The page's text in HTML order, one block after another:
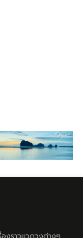
องราวแวดวงต่างๆ